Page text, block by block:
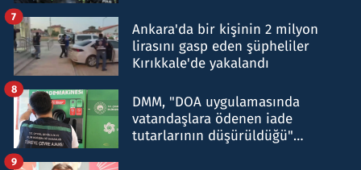
Ankara'da bir kişinin 2 milyon
lirasını gasp eden şüpheliler
Kırıkkale'de yakalandı
7
DMM, "DOA uygulamasında
vatandaşlara ödenen iade
tutarlarının düşürüldüğü"
8
9